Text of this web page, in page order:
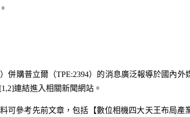
併購普立爾（TPE:2394）的消息廣泛報導於國內
連結進入相關新聞網站。
可參考先前文章，包括【數位相機四大天王布局產